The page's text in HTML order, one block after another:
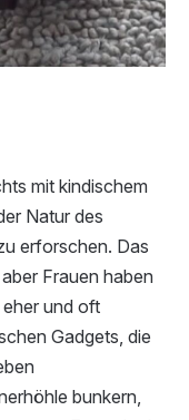
mit kindischem
Natur des
erforschen. Das
Frauen haben
und oft
Gadgets, die
bunkern,